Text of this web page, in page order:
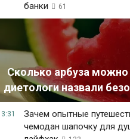
банки
61
Сколько арбуза можно
диетологи назвали
Зачем опытные
чемодан шапочку для